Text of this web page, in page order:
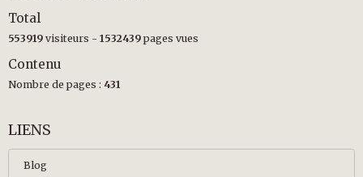
Total
553919 visiteurs - 1532439 pages vues
Contenu
Nombre de pages : 431
LIENS
Blog